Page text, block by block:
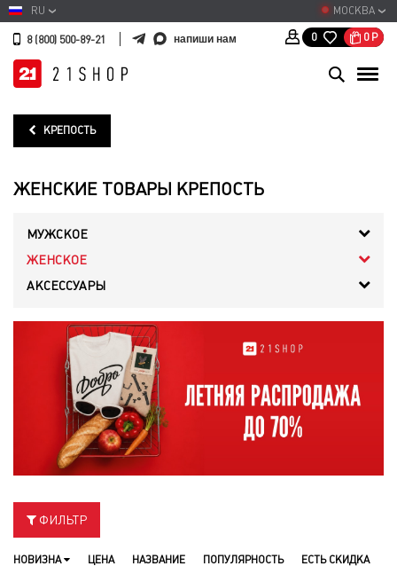
МОСКВА
RU
8 (800) 500-89-21 напиши нам 0 0 Р
КРЕПОСТЬ
ЖЕНСКИЕ ТОВАРЫ КРЕПОСТЬ
МУЖСКОЕ
ЖЕНСКОЕ
АКСЕССУАРЫ
ФИЛЬТР
НОВИЗНА ЦЕНА НАЗВАНИЕ ПОПУЛЯРНОСТЬ ЕСТЬ СКИДКА